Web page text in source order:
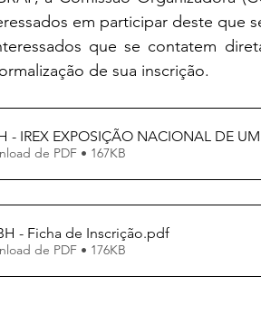
em participar deste que
que se contatem
de sua inscrição.
- IREX EXPOSIÇÃO NACIONAL DE
de PDF • 167KB
- Ficha de Inscrição.pdf
de PDF • 176KB